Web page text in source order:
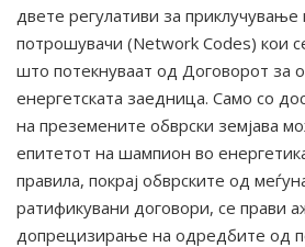
двете регулативи за
потрошувачи (Network Codes) кои
што потекнуваат од Договорот за
енергетската заедница. Само со
на преземените обврски земјава
епитетот на шампион во
правила, покрај обврските од
ратификувани договори, се прави
допрецизирање на одредбите од